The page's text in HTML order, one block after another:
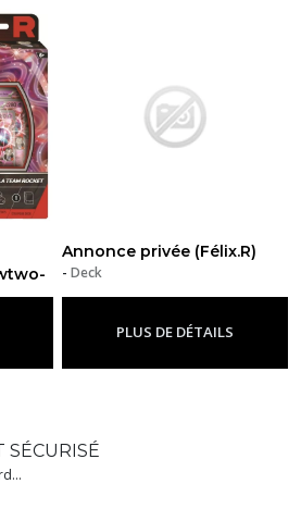
Deck
Annonce privée (Félix.R)
-Deck
PLUS DE DÉTAILS
SÉCURISÉ